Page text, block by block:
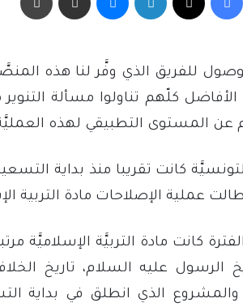
للفريق الذي وفَّر لنا هذه
الأفاضل كلّهم تناولوا مسألة
المستوى التطبيقي لهذه العمليَّة
كانت تقريبا منذ بداية
عملية الإصلاحات مادة التربية
كانت مادة التربيَّة الإسلاميَّة
الرسول عليه السلام، تاريخ
والمشروع الذي انطلق في بداية